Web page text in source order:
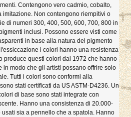
Contengono vero cadmio, cobalto,
Non contengono riempitivi o
di numeri 300, 400, 500, 600, 700, 800 in
inclusi. Possono essere visti come
in base alla natura del pigmento
i colori hanno una resistenza
produce questi colori dal 1972 che hanno
in modo che gli artisti possano offrire solo
Tutti i colori sono conformi alla
stati certificati da US ASTM-D4236. Un
di base sono stati integrate con
Hanno una consistenza di 20.000-
sia a pennello che a spatola. Hanno